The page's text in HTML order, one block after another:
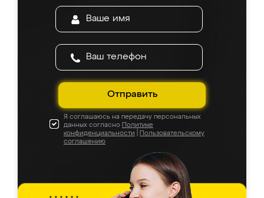
Отправить
Я соглашаюсь на передачу персональных
данных согласно Политике
конфиденциальности
Пользовательскому
соглашению